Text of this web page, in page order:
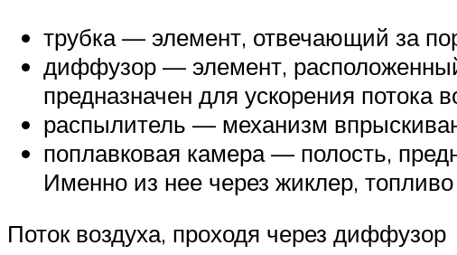
трубка — элемент, отвечающий за
диффузор — элемент, расположенный
предназначен для ускорения потока
распылитель — механизм
поплавковая камера — полость,
Именно из нее через жиклер,
Поток воздуха, проходя через диффузор